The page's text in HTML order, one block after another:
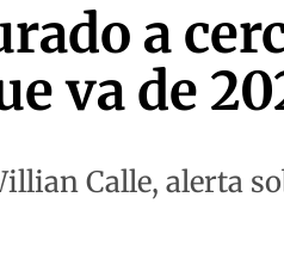
a
va de
Calle, alerta